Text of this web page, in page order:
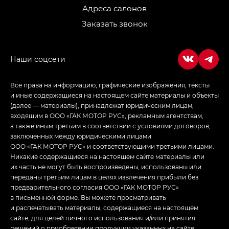
Empow — Эмпау (Empow) в комплектации
Адреса салонов
Заказать звонок
Все права на информацию, графические изображения, тексты
и иные содержащиеся на настоящем сайте материалы и объекты
(далее — материалы), принадлежат юридическим лицам,
входящим в ООО «ГАК МОТОР РУС», рекламным агентствам,
а также иным третьим в соответствии с условиями договоров,
заключенных между юридическими лицами
ООО «ГАК МОТОР РУС» и соответствующими третьими лицами.
Никакие содержащиеся на настоящем сайте материалы или
их часть не могут быть воспроизведены, использованы или
переданы третьим лицам в целях извлечения прибыли без
предварительного согласия ООО «ГАК МОТОР РУС»
в письменной форме. Вы можете просматривать
и распечатывать материалы, содержащиеся на настоящем
сайте, для целей личного использования и/или принятия